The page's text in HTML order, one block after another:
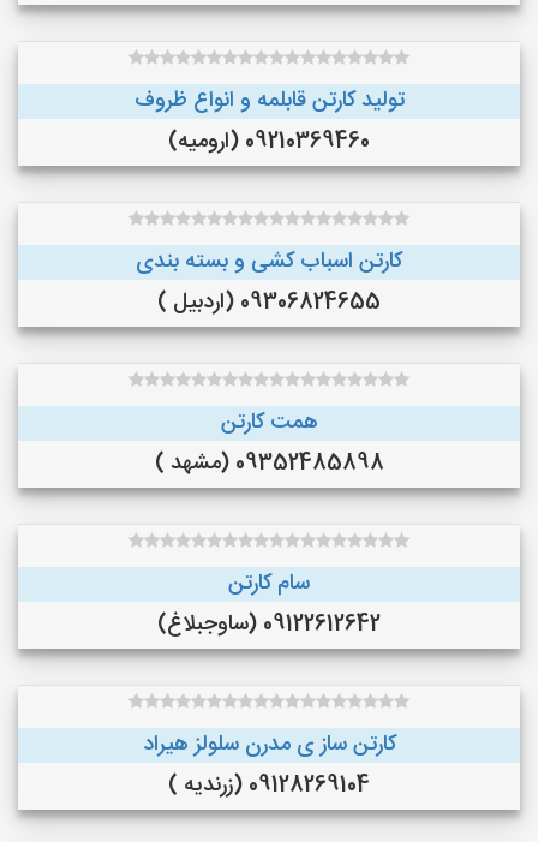
تولید کارتن قابلمه و انواع ظروف
09210369460 (ارومیه)
کارتن اسباب کشی و بسته بندی
09306824655 (اردبیل )
همت کارتن
09352485898 (مشهد )
سام کارتن
09122612642 (ساوجبلاغ)
کارتن ساز ی مدرن سلولز هیراد
09128269104 (زرندیه )